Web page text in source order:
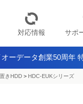
対応情報 サポ
オーデータ創業50周年
きHDD > HDC-EUKシリーズ